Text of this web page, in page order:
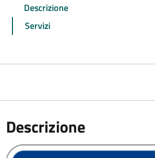
Descrizione
Servizi
Descrizione